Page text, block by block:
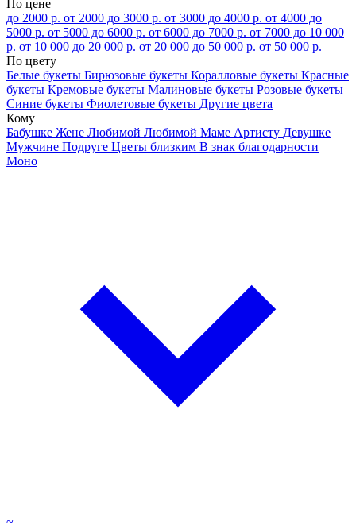
По цене
до 2000 р. от 2000 до 3000 р. от 3000 до 4000 р. от 4000 до
5000 р. от 5000 до 6000 р. от 6000 до 7000 р. от 7000 до 10 000
р. от 10 000 до 20 000 р. от 20 000 до 50 000 р. от 50 000 р.
По цвету
Белые букеты Бирюзовые букеты Коралловые букеты Красные
букеты Кремовые букеты Малиновые букеты Розовые букеты
Синие букеты Фиолетовые букеты Другие цвета
Кому
Бабушке Жене Любимой Любимой Маме Артисту Девушке
Мужчине Подруге Цветы близким В знак благодарности
Моно
~